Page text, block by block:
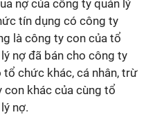
nợ của công ty quản lý
tín dụng có công ty
là công ty con của tổ
nợ đã bán cho công ty
chức khác, cá nhân, trừ
khác của cùng tổ
nợ.